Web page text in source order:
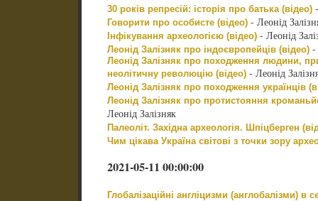
30 років репресій: історія про батька (відео)-
Говорити про особисте (відео)- Леонід
Інфікування археологією (відео)- Леонід
Леонід Залізняк про індоєвропейців (відео)-
Леонід Залізняк про походження людини,
неолітичну революцію (відео)- Леонід
Леонід Залізняк про походження українців
Леонід Залізняк про протистояння
Леонід Залізняк
Палеоліт. Західна археологія. Шпіцберген
Чим цікава Україна світові з точки зору
2021-05-11 00:00:00
Глобалізаційні англіцизми (англобалізми) в